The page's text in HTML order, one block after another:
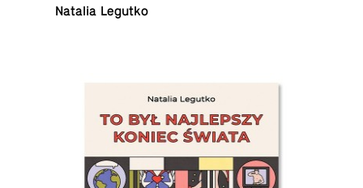
Natalia Legutko